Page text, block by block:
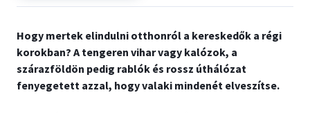
Hogy mertek elindulni otthonról a kereskedők a régi
korokban? A tengeren vihar vagy kalózok, a
szárazföldön pedig rablók és rossz úthálózat
fenyegetett azzal, hogy valaki mindenét elveszítse.